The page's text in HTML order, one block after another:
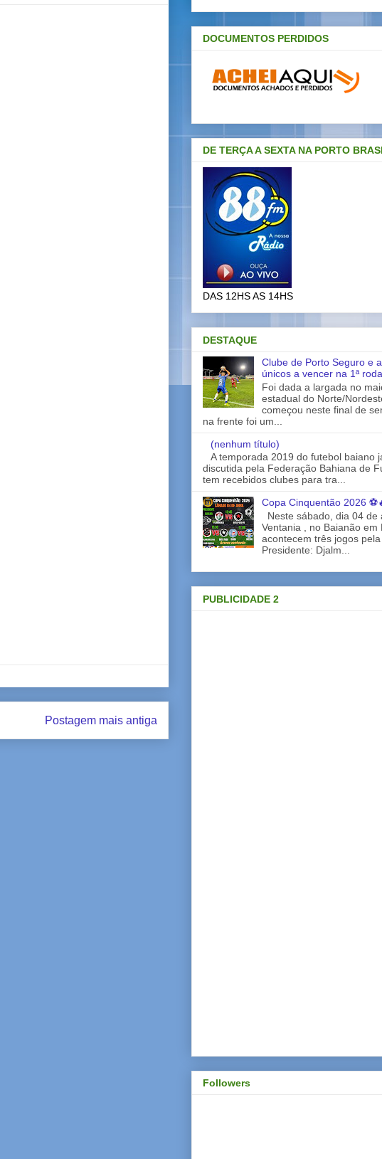
Postagem mais antiga
DOCUMENTOS PERDIDOS
DE TERÇA A SEXTA NA PORTO
DAS 12HS AS 14HS
DESTAQUE
Clube de Porto Seguro e
únicos a vencer na 1ª
Foi dada a largada no
estadual do Norte/
começou neste final de
na frente foi um...
(nenhum título)
A temporada 2019 do futebol baiano
discutida pela Federação Bahiana de
tem recebidos clubes para tra...
Copa Cinquentão 2026
Neste sábado, dia 04 de
Ventania , no Baianão em
acontecem três jogos
Presidente: Djalm...
PUBLICIDADE 2
Followers